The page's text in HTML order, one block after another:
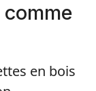
comme
en bois